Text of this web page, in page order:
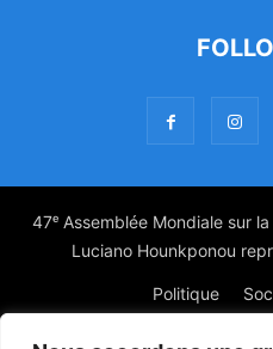
47ᵉ Assemblée Mondiale sur
Luciano Hounkponou
Politique